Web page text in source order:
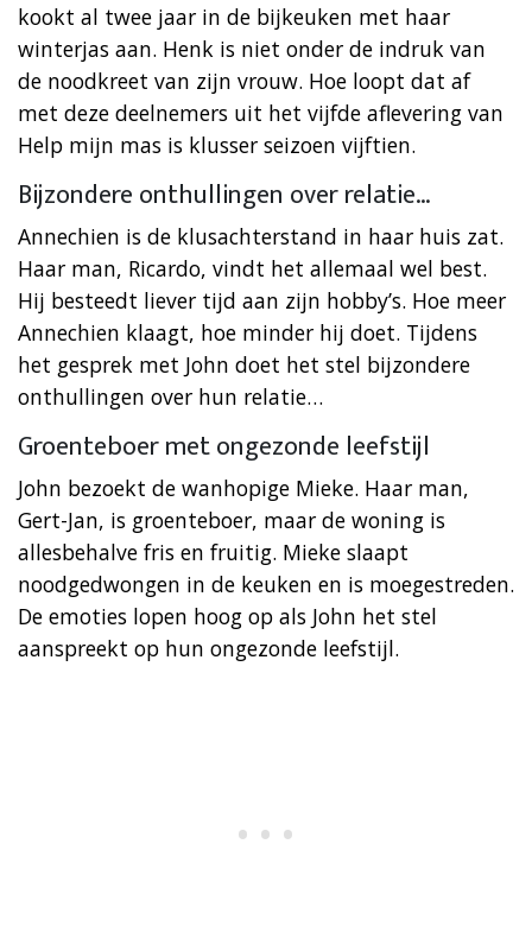
kookt al twee jaar in de bijkeuken met haar
winterjas aan. Henk is niet onder de indruk van
de noodkreet van zijn vrouw. Hoe loopt dat af
met deze deelnemers uit het vijfde aflevering van
Help mijn mas is klusser seizoen vijftien.
Bijzondere onthullingen over relatie…
Annechien is de klusachterstand in haar huis zat.
Haar man, Ricardo, vindt het allemaal wel best.
Hij besteedt liever tijd aan zijn hobby’s. Hoe meer
Annechien klaagt, hoe minder hij doet. Tijdens
het gesprek met John doet het stel bijzondere
onthullingen over hun relatie…
Groenteboer met ongezonde leefstijl
John bezoekt de wanhopige Mieke. Haar man,
Gert-Jan, is groenteboer, maar de woning is
allesbehalve fris en fruitig. Mieke slaapt
noodgedwongen in de keuken en is moegestreden.
De emoties lopen hoog op als John het stel
aanspreekt op hun ongezonde leefstijl.